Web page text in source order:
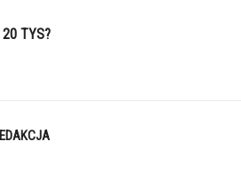
20 TYS?